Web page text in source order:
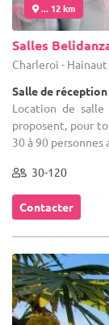
... 12 km
Salles
Charleroi -
Salle de réception
Location de
proposent, pour
30 à 90 personnes
30-120
Contacter